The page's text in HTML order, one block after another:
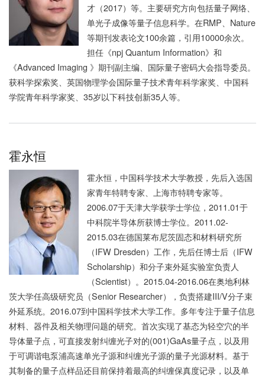
才（2017）等。主要研究方向包括量子网络、
单光子成像等量子信息科学。在RMP、Nature
等期刊发表论文100余篇，引用10000余次。
担任《npj Quantum Information》和
《Advanced Imaging 》期刊副主编、国际量子密码大会指导委员。
获科学探索奖、英国物理学会国际量子技术青年科学家奖、中国科
学院青年科学家奖、35岁以下科技创新35人等。
霍永恒
霍永恒，中国科学技术大学教授，先后入选国
家青年特聘专家、上海市特聘专家等。
2006.07于天津大学获学士学位，2011.01于
中科院半导体所获博士学位。2011.02-
2015.03在德国莱布尼茨固态和材料研究所
（IFW Dresden）工作，先后任博士后（IFW
Scholarship）和分子束外延实验室负责人
（Scientist）。2015.04-2016.06在奥地利林
茨大学任高级研究员（Senior Researcher），负责搭建III/V分子束
外延系统。2016.07到中国科学技术大学工作。多年专注于量子信息
材料、器件及相关物理问题的研究。首次实现了基态为轻空穴的半
导体量子点，可直接发射纠缠光子对的(001)GaAs量子点，以及用
于可调谐电泵浦高速单光子源和纠缠光子源的量子光源材料。基于
其制备的量子点样品还目前保持着最高的纠缠保真度记录，以及单